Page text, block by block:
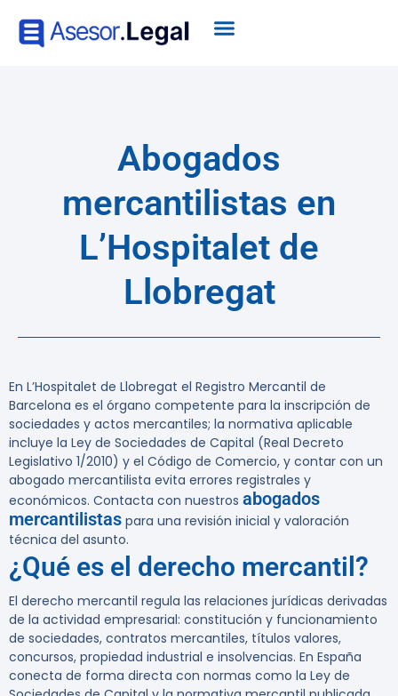
Abogados
mercantilistas en
L’Hospitalet de
Llobregat
En L’Hospitalet de Llobregat el Registro Mercantil de
Barcelona es el órgano competente para la inscripción de
sociedades y actos mercantiles; la normativa aplicable
incluye la Ley de Sociedades de Capital (Real Decreto
Legislativo 1/2010) y el Código de Comercio, y contar con un
abogado mercantilista evita errores registrales y
económicos. Contacta con nuestros abogados
mercantilistas para una revisión inicial y valoración
técnica del asunto.
¿Qué es el derecho mercantil?
El derecho mercantil regula las relaciones jurídicas derivadas
de la actividad empresarial: constitución y funcionamiento
de sociedades, contratos mercantiles, títulos valores,
concursos, propiedad industrial e insolvencias. En España
conecta de forma directa con normas como la Ley de